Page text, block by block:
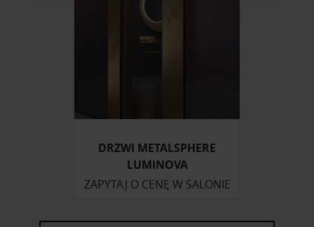
korzystasz z naszej witryny, udostępniamy partnerom
społecznościowym, reklamowym i analitycznym.
Partnerzy mogą połączyć te informacje z innymi danymi
DRZWI METALSPHERE
LUMINOVA
ZAPYTAJ O CENĘ W SALONIE